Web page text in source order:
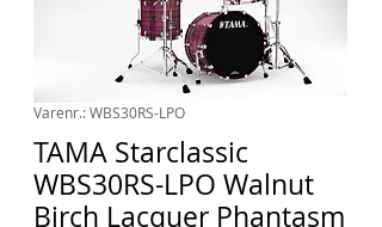
Varenr.: WBS30RS-LPO
TAMA Starclassic
WBS30RS-LPO Walnut
Birch Lacquer Phantasm